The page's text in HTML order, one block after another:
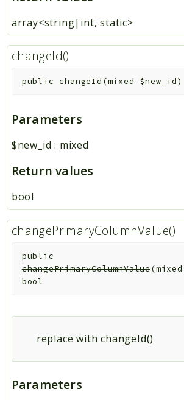
array<string|int, static>
changeId()
public changeId (mixed $new_id)
Parameters
$new_id : mixed
Return values
bool
changePrimaryColumnValue()
public
changePrimaryColumnValue(mixed
bool
replace with changeId()
Parameters